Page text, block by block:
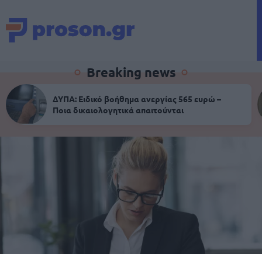
Breaking news
ΔΥΠΑ: Ειδικό βοήθημα ανεργίας 565 ευρώ –
Ποια δικαιολογητικά απαιτούνται